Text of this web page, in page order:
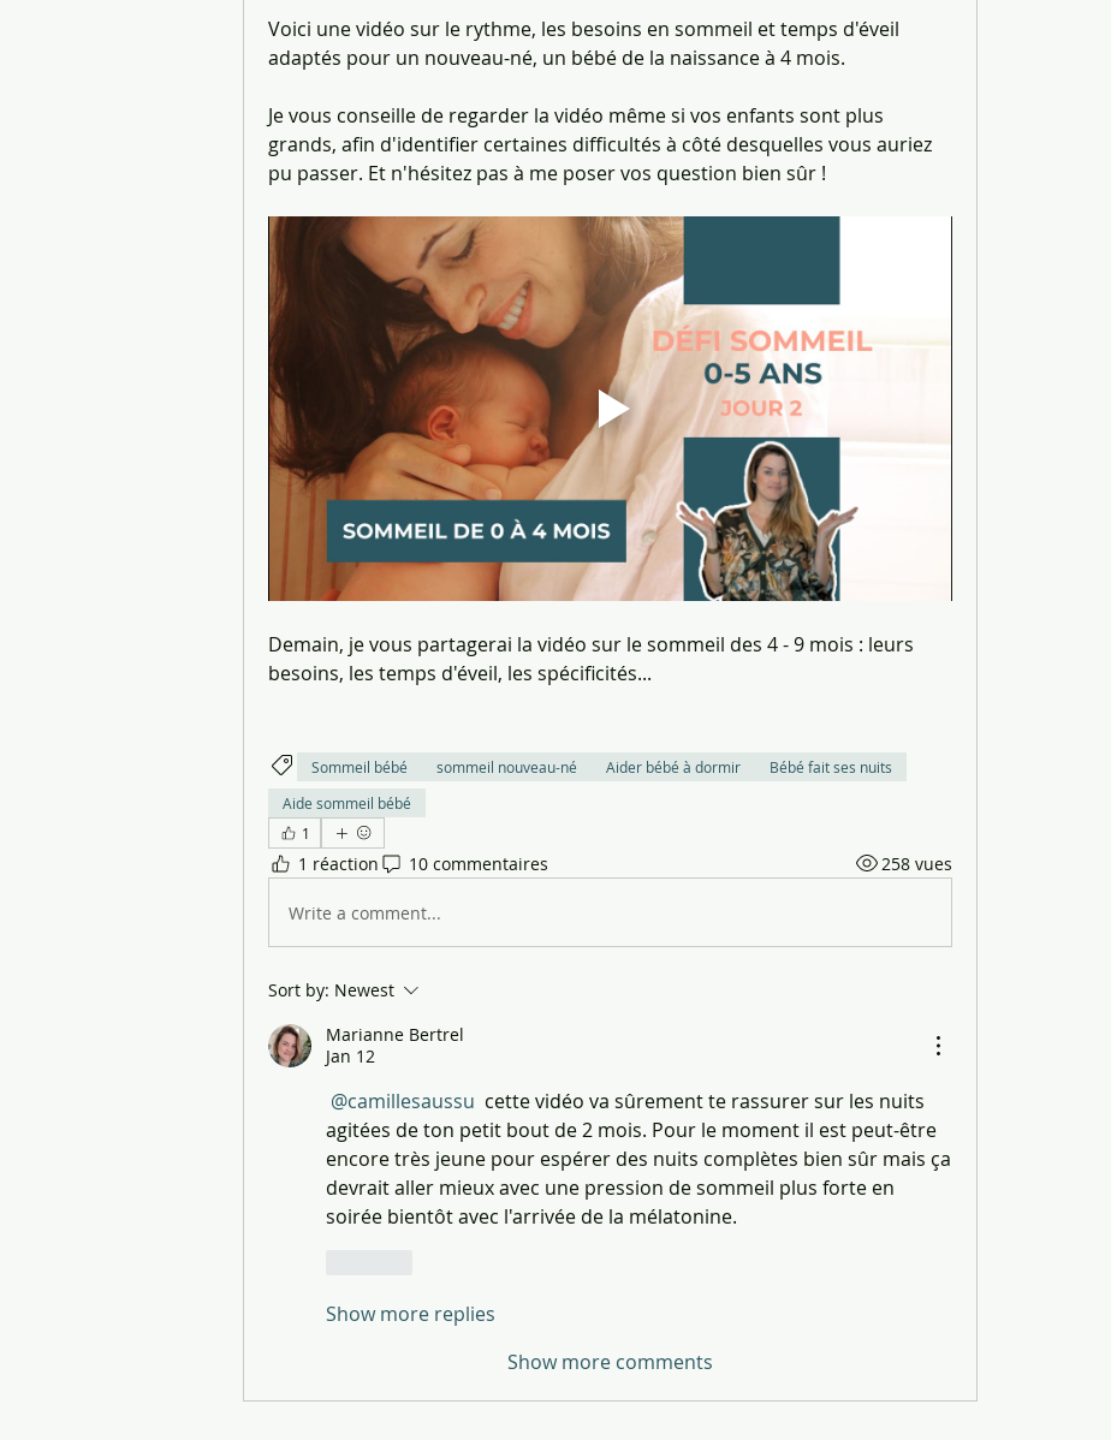
Voici une vidéo sur le rythme, les besoins en sommeil et temps d'éveil
adaptés pour un nouveau-né, un bébé de la naissance à 4 mois.
Je vous conseille de regarder la vidéo même si vos enfants sont plus
grands, afin d'identifier certaines difficultés à côté desquelles vous auriez
pu passer. Et n'hésitez pas à me poser vos question bien sûr !
Demain, je vous partagerai la vidéo sur le sommeil des 4 - 9 mois : leurs
besoins, les temps d'éveil, les spécificités...
Sommeil bébé sommeil nouveau-né Aider bébé à dormir
Bébé fait ses nuits
Aide sommeil bébé
1
1 réaction 10 commentaires 258 vues
Write a comment...
Sort by: Newest
Marianne Bertrel
Jan 12
@camillesaussu cette vidéo va sûrement te rassurer sur les nuits
agitées de ton petit bout de 2 mois. Pour le moment il est peut-être
encore très jeune pour espérer des nuits complètes bien sûr mais ça
devrait aller mieux avec une pression de sommeil plus forte en
soirée bientôt avec l'arrivée de la mélatonine.
Show more replies
Show more comments